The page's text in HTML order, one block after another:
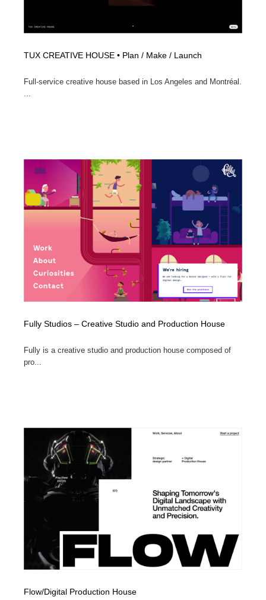
TUX CREATIVE HOUSE • Plan / Make / Launch
Full-service creative house based in Los Angeles and Montréal.
...
Fully Studios – Creative Studio and Production House
Fully is a creative studio and production house composed of
pro...
Flow/Digital Production House